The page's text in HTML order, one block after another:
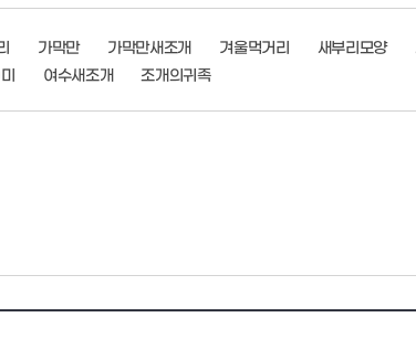
가막만 가막만새조개 겨울먹거리 새부리모양
여수새조개 조개의귀족